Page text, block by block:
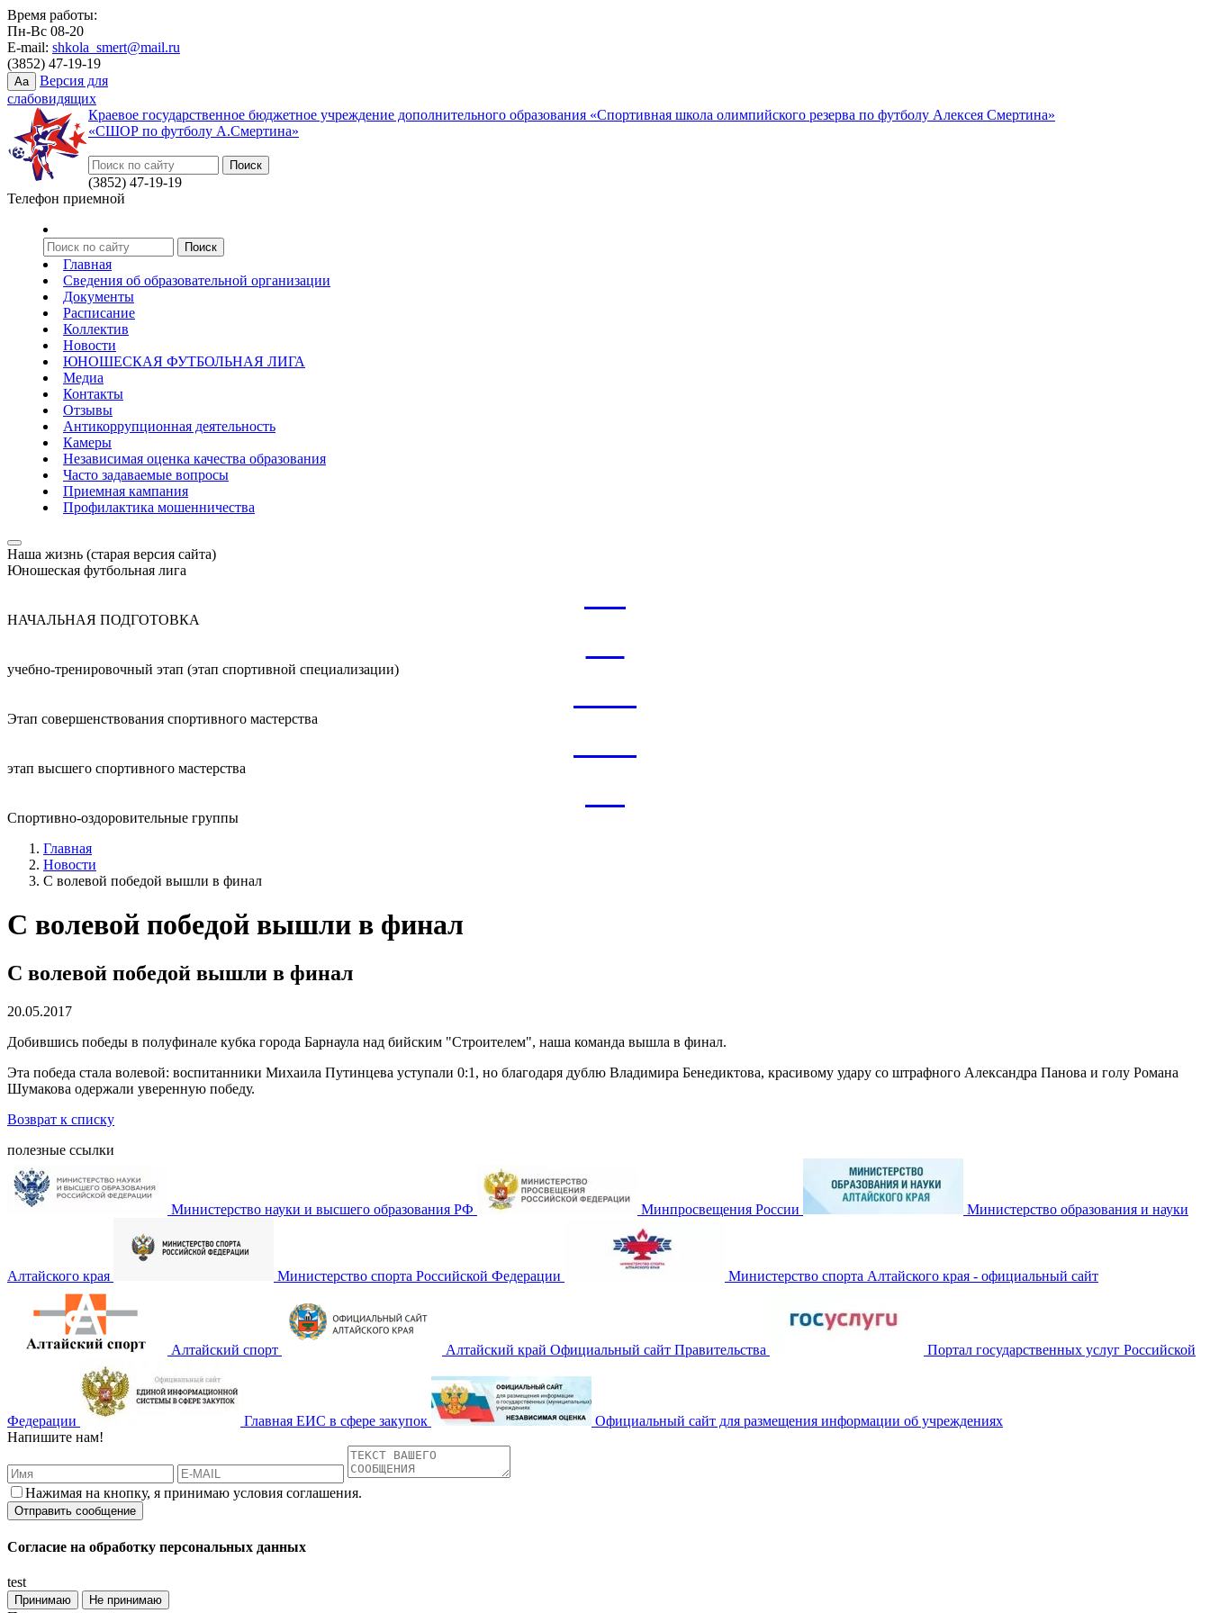
Время работы:
Пн-Вс 08-20
E-mail: shkola_smert@mail.ru
(3852) 47-19-19
Aa
Версия для
слабовидящих
Краевое государственное бюджетное учреждение дополнительного образования «Спортивная школа олимпийского резерва по футболу Алексея Смертина»
«СШОР по футболу А.Смертина»
(3852) 47-19-19
Телефон приемной
Главная
Сведения об образовательной организации
Документы
Расписание
Коллектив
Новости
ЮНОШЕСКАЯ ФУТБОЛЬНАЯ ЛИГА
Медиа
Контакты
Отзывы
Антикоррупционная деятельность
Камеры
Независимая оценка качества образования
Часто задаваемые вопросы
Приемная кампания
Профилактика мошенничества
Наша жизнь (старая версия сайта)
Юношеская футбольная лига
НАЧАЛЬНАЯ ПОДГОТОВКА
учебно-тренировочный этап (этап спортивной специализации)
Этап совершенствования спортивного мастерства
этап высшего спортивного мастерства
Спортивно-оздоровительные группы
Главная
Новости
С волевой победой вышли в финал
С волевой победой вышли в финал
С волевой победой вышли в финал
20.05.2017
Добившись победы в полуфинале кубка города Барнаула над бийским "Строителем", наша команда вышла в финал.
Эта победа стала волевой: воспитанники Михаила Путинцева уступали 0:1, но благодаря дублю Владимира Бенедиктова, красивому удару со штрафного Александра Панова и голу Романа
Шумакова одержали уверенную победу.
Возврат к списку
полезные ссылки
Министерство науки и высшего образования РФ Минпросвещения России Министерство образования и науки
Алтайского края Министерство спорта Российской Федерации Министерство спорта Алтайского края - официальный сайт
Алтайский спорт Алтайский край Официальный сайт Правительства Портал государственных услуг Российской
Федерации Главная ЕИС в сфере закупок
Официальный сайт для размещения информации об учреждениях
Напишите нам!
Нажимая на кнопку, я принимаю условия соглашения.
Согласие на обработку персональных данных
test
Принимаю Не принимаю